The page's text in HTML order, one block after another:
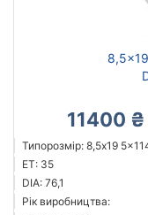
11400 ₴
Типорозмір: 8,5x19
ET: 35
DIA: 76,1
Рік виробництва:
Скинути